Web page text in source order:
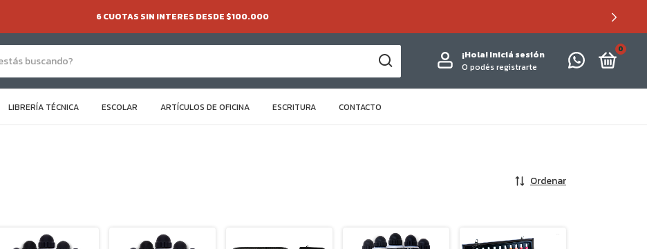
6 CUOTAS SIN INTERES DESDE $100.000
¡Hola!Iniciá sesión
O podés registrarte
0
LIBRERÍA TÉCNICA ESCOLAR ARTÍCULOS DE OFICINA ESCRITURA CONTACTO
Ordenar